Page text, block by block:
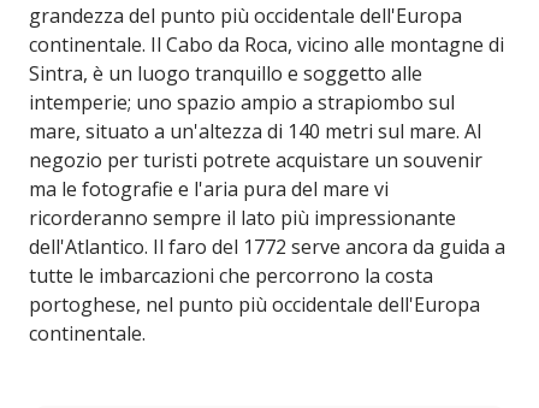
grandezza del punto più occidentale dell'Europa
continentale. Il Cabo da Roca, vicino alle montagne di
Sintra, è un luogo tranquillo e soggetto alle
intemperie; uno spazio ampio a strapiombo sul
mare, situato a un'altezza di 140 metri sul mare. Al
negozio per turisti potrete acquistare un souvenir
ma le fotografie e l'aria pura del mare vi
ricorderanno sempre il lato più impressionante
dell'Atlantico. Il faro del 1772 serve ancora da guida a
tutte le imbarcazioni che percorrono la costa
portoghese, nel punto più occidentale dell'Europa
continentale.